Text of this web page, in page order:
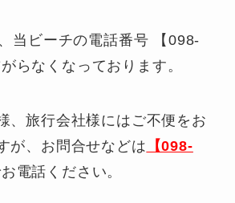
当ビーチの電話番号 【098-
らなくなっております。
、旅行会社様にはご不便をお
が、お問合せなどは 【098-
電話ください。